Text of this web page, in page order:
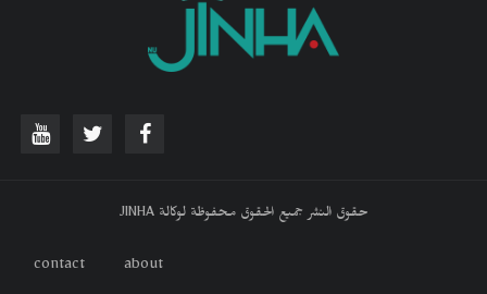
حقوق النشر جميع الحقوق محفوظة لوكالة JINHA
about
contact